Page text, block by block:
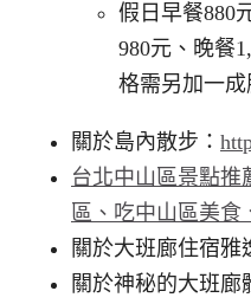
假日早餐880
980元、晚餐1,
格需另加一成
關於島內散步：
台北中山區景點推
區、吃中山區美食
關於大班廊住宿雅
關於神秘的大班廊